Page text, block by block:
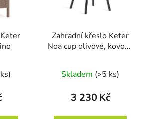
Zahradní křeslo Keter
Noa cup olivové, kovové
Skladem (>5 ks)
3 230 Kč